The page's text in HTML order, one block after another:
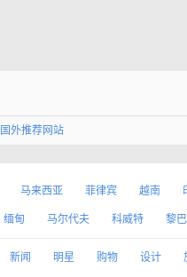
国外推荐网站
马来西亚 菲律宾 越南
缅甸 马尔代夫 科威特 黎
新闻 明星 购物 设计